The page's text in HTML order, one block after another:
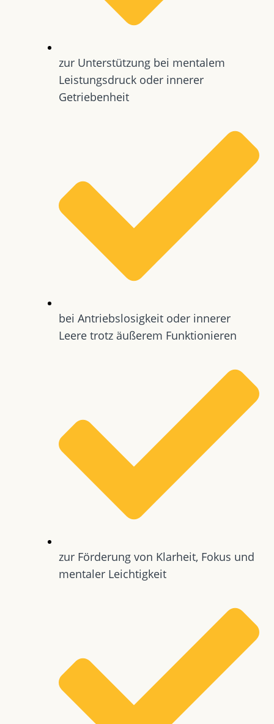
zur Unterstützung bei mentalem
Leistungsdruck oder innerer
Getriebenheit
bei Antriebslosigkeit oder innerer
Leere trotz äußerem Funktionieren
zur Förderung von Klarheit, Fokus und
mentaler Leichtigkeit